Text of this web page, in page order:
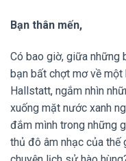
Bạn thân mến,
Có bao giờ, giữa những
bạn bất chợt mơ về
Hallstatt, ngắm nhìn
xuống mặt nước xanh
đắm mình trong những
thủ đô âm nhạc của thế